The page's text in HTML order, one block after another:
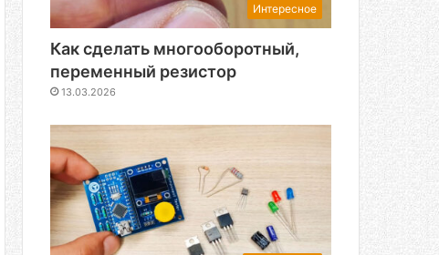
Интересное
Как сделать многооборотный,
переменный резистор
13.03.2026